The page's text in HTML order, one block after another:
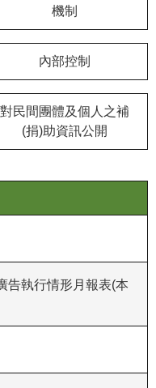
機制
內部控制
對民間團體及個人之補
(捐)助資訊公開
告執行情形月報表(本